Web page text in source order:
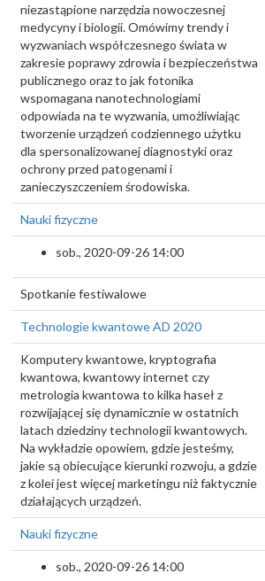
niezastąpione narzędzia nowoczesnej
medycyny i biologii. Omówimy trendy i
wyzwaniach współczesnego świata w
zakresie poprawy zdrowia i bezpieczeństwa
publicznego oraz to jak fotonika
wspomagana nanotechnologiami
odpowiada na te wyzwania, umożliwiając
tworzenie urządzeń codziennego użytku
dla spersonalizowanej diagnostyki oraz
ochrony przed patogenami i
zanieczyszczeniem środowiska.
Nauki fizyczne
sob., 2020-09-26 14:00
Spotkanie festiwalowe
Technologie kwantowe AD 2020
Komputery kwantowe, kryptografia
kwantowa, kwantowy internet czy
metrologia kwantowa to kilka haseł z
rozwijającej się dynamicznie w ostatnich
latach dziedziny technologii kwantowych.
Na wykładzie opowiem, gdzie jesteśmy,
jakie są obiecujące kierunki rozwoju, a gdzie
z kolei jest więcej marketingu niż faktycznie
działających urządzeń.
Nauki fizyczne
sob., 2020-09-26 14:00